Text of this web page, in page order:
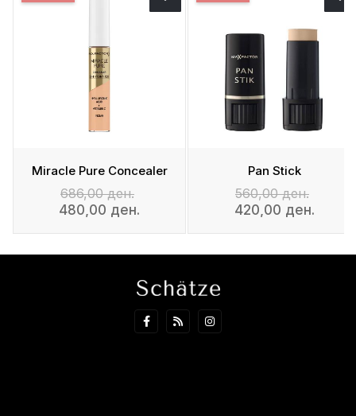
Miracle Pure Concealer
686,00 ден.
480,00 ден.
Pan Stick
560,00 ден.
420,00 ден.